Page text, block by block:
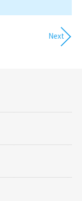
Next